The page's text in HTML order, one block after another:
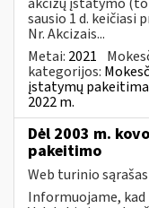
sausio 1 d. keičiasi
Nr. Akcizais...
Metai: 2021
kategorijos:
įstatymų
2022 m.
Dėl 2003 m.
pakeitimo
Web turinio sąrašas
Informuojame, kad